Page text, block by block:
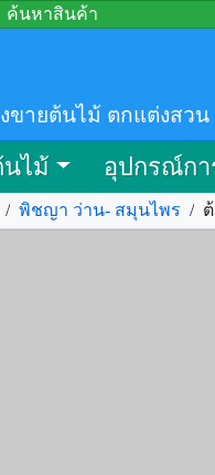
ค้นหาสินค้า
ขายต้นไม้ ตกแต่งสว
ไม้ อุปกรณ์กา
/ พิชญา ว่าน- สมุนไพร /